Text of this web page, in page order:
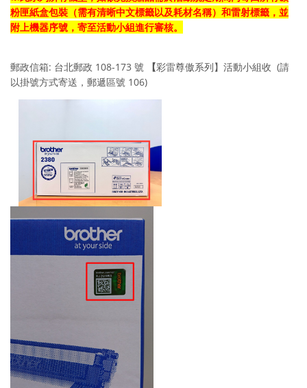
粉匣紙盒包裝（需有清晰中文標籤以及耗材名稱） 和雷射標籤 ，並
附上機器序號，寄至活動小組進行審核。
郵政信箱: 台北郵政 108-173 號 【彩雷尊傲系列】 活動小組收 (請
以掛號方式寄送，郵遞區號 106)